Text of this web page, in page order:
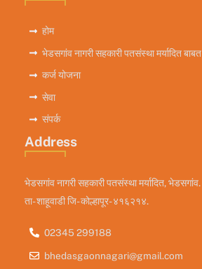
होम
भेडसगांव नागरी सहकारी पतसंस्था मर्यादित बाबत
कर्ज योजना
सेवा
संपर्क
Address
भेडसगांव नागरी सहकारी पतसंस्था मर्यादित, भेडसगांव.
ता- शाहूवाडी जि- कोल्हापूर- ४१६२१४.
02345 299188
bhedasgaonnagari@gmail.com